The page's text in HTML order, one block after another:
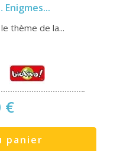
thème de la...
€
panier